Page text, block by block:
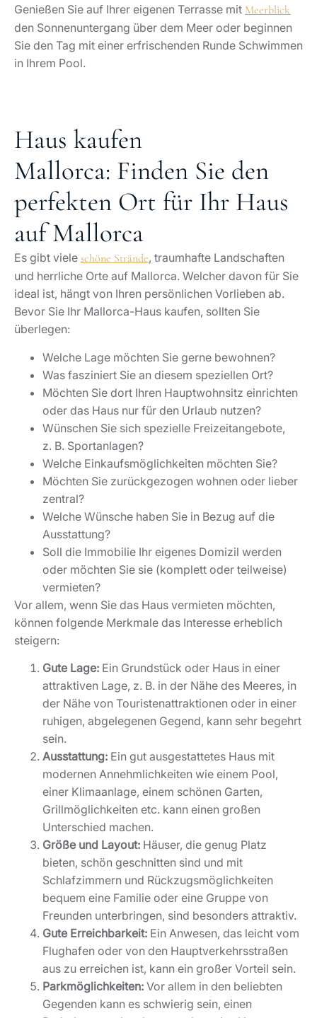
Genießen Sie auf Ihrer eigenen Terrasse mit Meerblick
den Sonnenuntergang über dem Meer oder beginnen
Sie den Tag mit einer erfrischenden Runde Schwimmen
in Ihrem Pool.
Haus kaufen
Mallorca: Finden Sie den
perfekten Ort für Ihr Haus
auf Mallorca
Es gibt viele schöne Strände, traumhafte Landschaften
und herrliche Orte auf Mallorca. Welcher davon für Sie
ideal ist, hängt von Ihren persönlichen Vorlieben ab.
Bevor Sie Ihr Mallorca-Haus kaufen, sollten Sie
überlegen:
Welche Lage möchten Sie gerne bewohnen?
Was fasziniert Sie an diesem speziellen Ort?
Möchten Sie dort Ihren Hauptwohnsitz einrichten
oder das Haus nur für den Urlaub nutzen?
Wünschen Sie sich spezielle Freizeitangebote,
z. B. Sportanlagen?
Welche Einkaufsmöglichkeiten möchten Sie?
Möchten Sie zurückgezogen wohnen oder lieber
zentral?
Welche Wünsche haben Sie in Bezug auf die
Ausstattung?
Soll die Immobilie Ihr eigenes Domizil werden
oder möchten Sie sie (komplett oder teilweise)
vermieten?
Vor allem, wenn Sie das Haus vermieten möchten,
können folgende Merkmale das Interesse erheblich
steigern:
Gute Lage: Ein Grundstück oder Haus in einer
attraktiven Lage, z. B. in der Nähe des Meeres, in
der Nähe von Touristenattraktionen oder in einer
ruhigen, abgelegenen Gegend, kann sehr begehrt
sein.
Ausstattung: Ein gut ausgestattetes Haus mit
modernen Annehmlichkeiten wie einem Pool,
einer Klimaanlage, einem schönen Garten,
Grillmöglichkeiten etc. kann einen großen
Unterschied machen.
Größe und Layout: Häuser, die genug Platz
bieten, schön geschnitten sind und mit
Schlafzimmern und Rückzugsmöglichkeiten
bequem eine Familie oder eine Gruppe von
Freunden unterbringen, sind besonders attraktiv.
Gute Erreichbarkeit: Ein Anwesen, das leicht vom
Flughafen oder von den Hauptverkehrsstraßen
aus zu erreichen ist, kann ein großer Vorteil sein.
Parkmöglichkeiten: Vor allem in den beliebten
Gegenden kann es schwierig sein, einen